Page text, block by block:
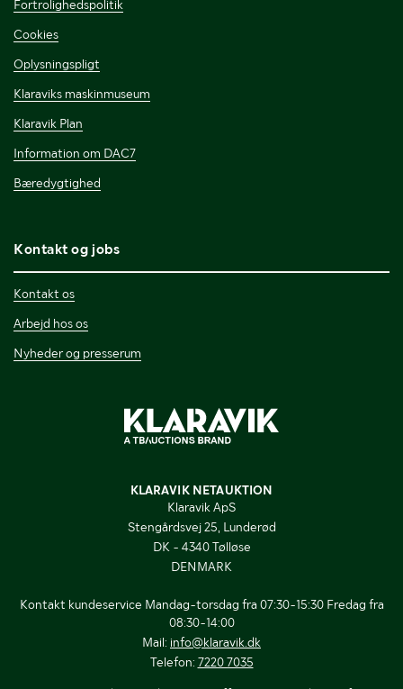
Fortrolighedspolitik
Cookies
Oplysningspligt
Klaraviks maskinmuseum
Klaravik Plan
Information om DAC7
Bæredygtighed
Kontakt og jobs
Kontakt os
Arbejd hos os
Nyheder og presserum
KLARAVIK NETAUKTION
Klaravik ApS
Stengårdsvej 25, Lunderød
DK - 4340 Tølløse
DENMARK
Kontakt kundeservice Mandag-torsdag fra 07:30-15:30 Fredag fra
08:30-14:00
Mail: info@klaravik.dk
Telefon: 7220 7035